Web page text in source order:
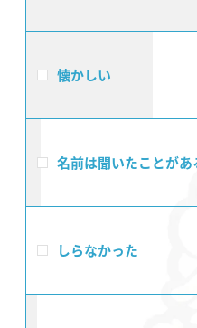
懐かしい
名前は聞いたことがあ
しらなかった